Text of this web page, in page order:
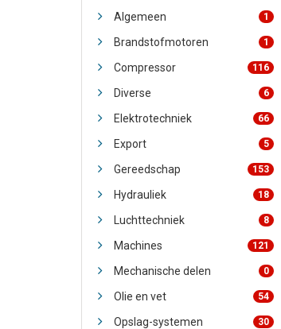
Algemeen 1
Brandstofmotoren 1
Compressor 116
Diverse 6
Elektrotechniek 66
Export 5
Gereedschap 153
Hydrauliek 18
Luchttechniek 8
Machines 121
Mechanische delen 0
Olie en vet 54
Opslag-systemen 30